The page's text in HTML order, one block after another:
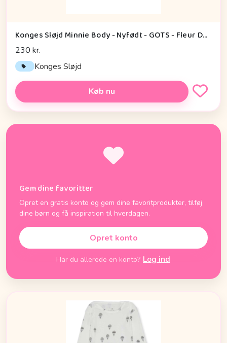
Konges Sløjd Minnie Body - Nyfødt - GOTS - Fleur Decor
230 kr.
Konges Sløjd
Køb nu
Gem dine favoritter
Opret en gratis konto og gem dine favoritprodukter, tilføj
dine børn og få inspiration til hverdagen.
Opret konto
Har du allerede en konto? Log ind